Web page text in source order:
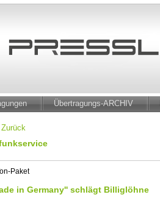
Übertragungs-ARCHIV
Paket
in Germany'' schlägt Billiglöhne